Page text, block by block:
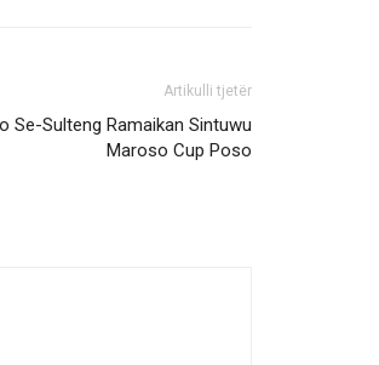
Artikulli tjetër
Se-Sulteng Ramaikan Sintuwu
Maroso Cup Poso